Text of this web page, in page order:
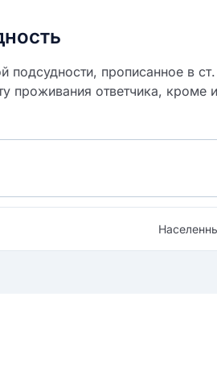
подсудности, прописанное в
проживания ответчика, кроме
оцените судебный